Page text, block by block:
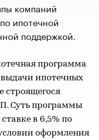
компаний
ипотечной
поддержкой.
программа
ипотечных
строящегося
Суть программы
в 6,5% по
оформления